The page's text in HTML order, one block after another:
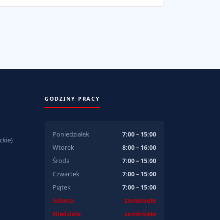
GODZINY PRACY
Poniedziałek
7:00 – 15:00
Wtorek
8:00 – 16:00
Środa
7:00 – 15:00
Czwartek
7:00 – 15:00
Piątek
7:00 – 15:00
Sobota
zamknięte
Niedziela
zamknięte